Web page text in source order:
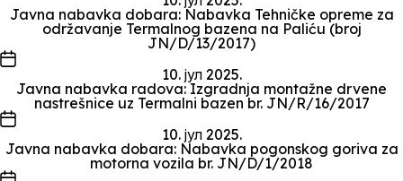
Javna nabavka dobara: Nabavka Tehničke opreme za
održavanje Termalnog bazena na Paliću (broj
JN/D/13/2017)
članka
10. јул 2025.
Javna nabavka radova: Izgradnja montažne drvene
nastrešnice uz Termalni bazen br. JN/R/16/2017
članka
10. јул 2025.
Javna nabavka dobara: Nabavka pogonskog goriva za
motorna vozila br. JN/D/1/2018